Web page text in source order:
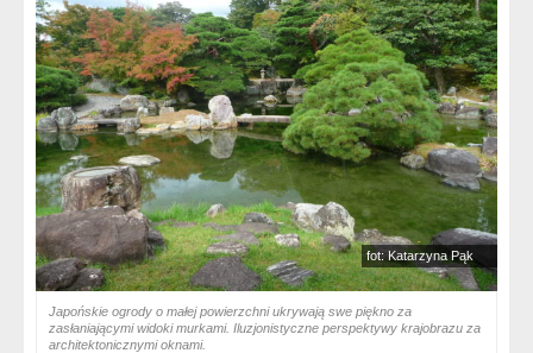
fot: Katarzyna Pąk
Japońskie ogrody o małej powierzchni ukrywają swe piękno za
zasłaniającymi widoki murkami. Iluzjonistyczne perspektywy krajobrazu za
architektonicznymi oknami.